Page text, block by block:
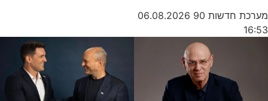
מערכת חדשות 90
06.08.2026
16:53